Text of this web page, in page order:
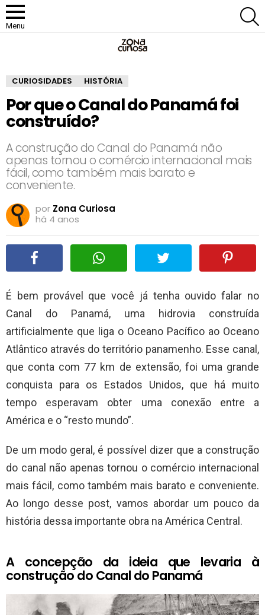
Menu
CURIOSIDADES HISTÓRIA
Por que o Canal do Panamá foi
construído?
A construção do Canal do Panamá não
apenas tornou o comércio internacional mais
fácil, como também mais barato e
conveniente.
por Zona Curiosa
há 4 anos
É bem provável que você já tenha ouvido falar no
Canal do Panamá, uma hidrovia construída
artificialmente que liga o Oceano Pacífico ao Oceano
Atlântico através do território panamenho. Esse canal,
que conta com 77 km de extensão, foi uma grande
conquista para os Estados Unidos, que há muito
tempo esperavam obter uma conexão entre a
América e o “resto mundo”.
De um modo geral, é possível dizer que a construção
do canal não apenas tornou o comércio internacional
mais fácil, como também mais barato e conveniente.
Ao longo desse post, vamos abordar um pouco da
história dessa importante obra na América Central.
A concepção da ideia que levaria à
construção do Canal do Panamá